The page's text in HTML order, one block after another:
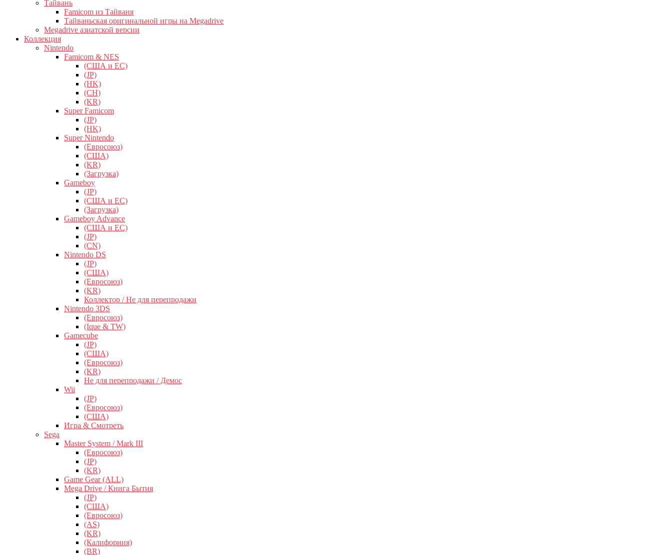
Тайвань
Famicom из Тайваня
Тайваньская оригинальной игры на Megadrive
Megadrive азиатской версии
Коллекция
Nintendo
Famicom & NES
(США и ЕС)
(JP)
(HK)
(CH)
(KR)
Super Famicom
(JP)
(HK)
Super Nintendo
(Евросоюз)
(США)
(KR)
(Загрузка)
Gameboy
(JP)
(США и ЕС)
(Загрузка)
Gameboy Advance
(США и ЕС)
(JP)
(CN)
Nintendo DS
(JP)
(США)
(Евросоюз)
(KR)
Коллектор / Не для перепродажи
Nintendo 3DS
(Евросоюз)
(Ique & TW)
Gamecube
(JP)
(США)
(Евросоюз)
(KR)
Не для перепродажи / Демос
Wii
(JP)
(Евросоюз)
(США)
Игра & Смотреть
Sega
Master System / Mark III
(Евросоюз)
(JP)
(KR)
Game Gear (ALL)
Mega Drive / Книга Бытия
(JP)
(США)
(Евросоюз)
(AS)
(KR)
(Калифорния)
(BR)